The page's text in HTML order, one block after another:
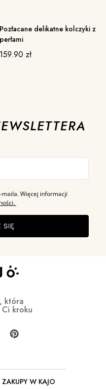
Pozłacane delikatne kolczyki z
perłami
159.90 zł
Więcej informacji
SIĘ
która
kroku
ZAKUPY W KAJO